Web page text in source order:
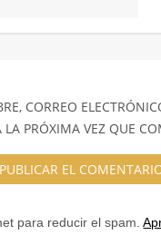
CORREO
LA PRÓXIMA VEZ QUE
para reducir el spam.